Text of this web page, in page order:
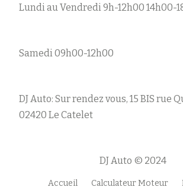
Lundi au Vendredi 9h-12h00 14h00-
Samedi 09h00-12h00
DJ Auto: Sur rendez vous, 15 BIS rue
02420 Le Catelet
DJ Auto © 2024
Accueil Calculateur Moteur